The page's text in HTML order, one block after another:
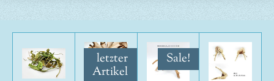
letzter
Artikel
Sale!